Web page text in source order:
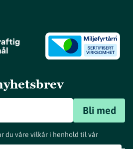
Bli med
du våre vilkår i henhold til vår